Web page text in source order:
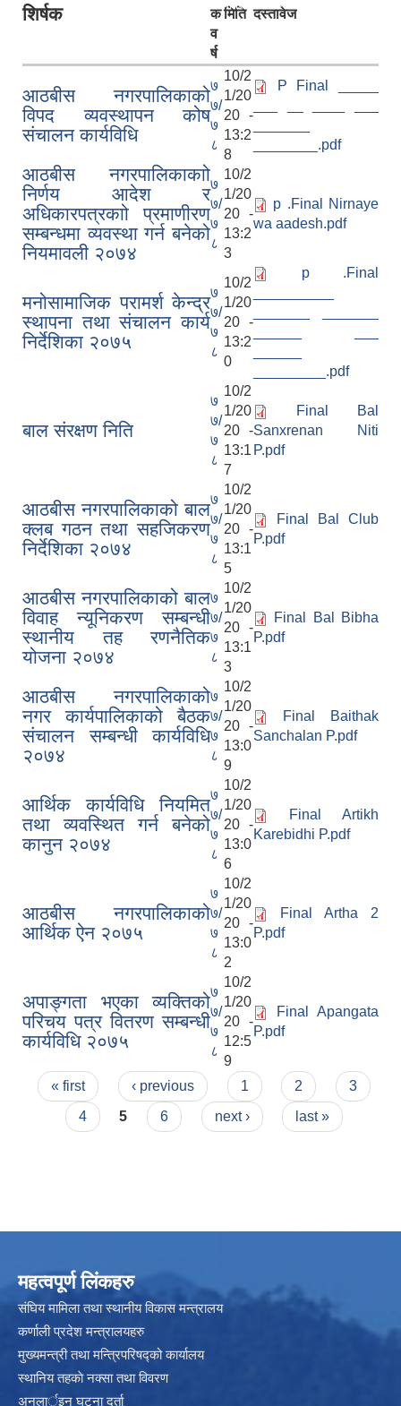
रिक्त पदमा स्थायी शिक्षक सरुवा सम्बन्धी सूचना।
शिर्षक
क
व
र्ष
मिति दस्तावेज
आठबीस नगरपालिकाको
विपद व्यवस्थापन कोष
संचालन कार्यविधि
७
७/
७
८
10/2
1/20
20 -
13:2
8
P Final _____
________.pdf
आठबीस नगरपालिकाकाो
निर्णय आदेश र
अधिकारपत्रकाो प्रमाणीरण
सम्बन्धमा व्यवस्था गर्न बनेको
नियमावली २०७४
७
७/
७
८
10/2
1/20
20 -
13:2
3
p .Final Nirnaye
wa aadesh.pdf
मनोसामाजिक परामर्श केन्द्र
स्थापना तथा संचालन कार्य
निर्देशिका २०७५
७
७/
७
८
10/2
1/20
20 -
13:2
0
p .Final
_________.pdf
बाल संरक्षण निति
७
७/
७
८
10/2
1/20
20 -
13:1
7
Final Bal
Sanxrenan Niti
P.pdf
आठबीस नगरपालिकाको बाल
क्लब गठन तथा सहजिकरण
निर्देशिका २०७४
७
७/
७
८
10/2
1/20
20 -
13:1
5
Final Bal Club
P.pdf
आठबीस नगरपालिकाको बाल
विवाह न्यूनिकरण सम्बन्धी
स्थानीय तह रणनैतिक
योजना २०७४
७
७/
७
८
10/2
1/20
20 -
13:1
3
Final Bal Bibha
P.pdf
आठबीस नगरपालिकाको
नगर कार्यपालिकाको बैठक
संचालन सम्बन्धी कार्यविधि
२०७४
७
७/
७
८
10/2
1/20
20 -
13:0
9
Final Baithak
Sanchalan P.pdf
आर्थिक कार्यविधि नियमित
तथा व्यवस्थित गर्न बनेको
कानुन २०७४
७
७/
७
८
10/2
1/20
20 -
13:0
6
Final Artikh
Karebidhi P.pdf
आठबीस नगरपालिकाको
आर्थिक ऐन २०७५
७
७/
७
८
10/2
1/20
20 -
13:0
2
Final Artha 2
P.pdf
अपाङ्गता भएका व्यक्तिको
परिचय पत्र वितरण सम्बन्धी
कार्यविधि २०७५
७
७/
७
८
10/2
1/20
20 -
12:5
9
Final Apangata
P.pdf
Pages
« first ‹ previous 1 2
3
4
5 6 next › last »
महत्वपूर्ण लिंकहरु
संघिय मामिला तथा स्थानीय विकास मन्त्रालय
कर्णाली प्रदेश मन्त्रालयहरु
मुख्यमन्त्री तथा मन्त्रिपरिषद्को कार्यालय
स्थानिय तहकाे नक्सा तथा विवरण
अनलार्इन घटना दर्ता